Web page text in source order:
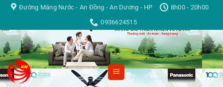
nội
dung
Đường Máng Nước - An Đồng - An Dương - HP
8h00 - 20h00
0936624515